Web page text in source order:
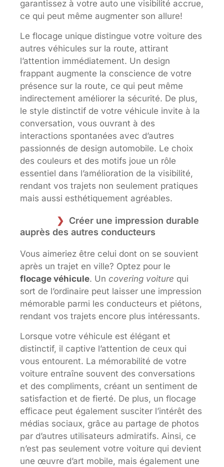
garantissez à votre auto une visibilité accrue,
ce qui peut même augmenter son allure!
Le flocage unique distingue votre voiture des
autres véhicules sur la route, attirant
l’attention immédiatement. Un design
frappant augmente la conscience de votre
présence sur la route, ce qui peut même
indirectement améliorer la sécurité. De plus,
le style distinctif de votre véhicule invite à la
conversation, vous ouvrant à des
interactions spontanées avec d’autres
passionnés de design automobile. Le choix
des couleurs et des motifs joue un rôle
essentiel dans l’amélioration de la visibilité,
rendant vos trajets non seulement pratiques
mais aussi esthétiquement agréables.
Créer une impression durable
auprès des autres conducteurs
Vous aimeriez être celui dont on se souvient
après un trajet en ville? Optez pour le
flocage véhicule. Un covering voiture qui
sort de l’ordinaire peut laisser une impression
mémorable parmi les conducteurs et piétons,
rendant vos trajets encore plus intéressants.
Lorsque votre véhicule est élégant et
distinctif, il captive l’attention de ceux qui
vous entourent. La mémorabilité de votre
voiture entraîne souvent des conversations
et des compliments, créant un sentiment de
satisfaction et de fierté. De plus, un flocage
efficace peut également susciter l’intérêt des
médias sociaux, grâce au partage de photos
par d’autres utilisateurs admiratifs. Ainsi, ce
n’est pas seulement votre voiture qui devient
une œuvre d’art mobile, mais également une